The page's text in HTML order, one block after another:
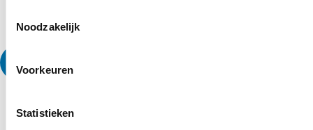
Noodzakelijk
Voorkeuren
Statistieken